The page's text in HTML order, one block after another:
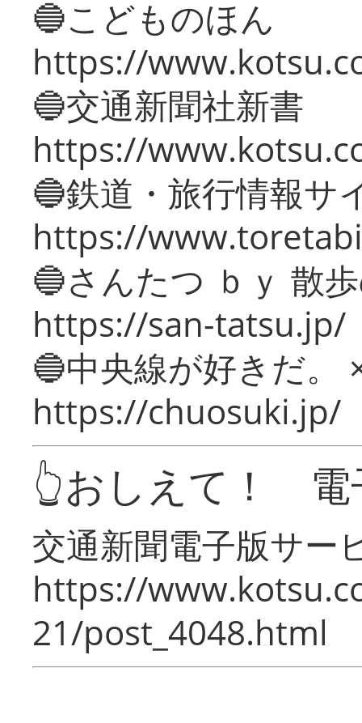
🔵こどものほん
https://
🔵交通新聞社新書
https://
🔵鉄道・旅行情報サ
https://
🔵さんたつ ｂｙ 散
https://san-tatsu.jp/
🔵中央線が好きだ。
https://chuosuki.jp/
👆おしえて！ 電
交通新聞電子版サー
https://
21/post_4048.html